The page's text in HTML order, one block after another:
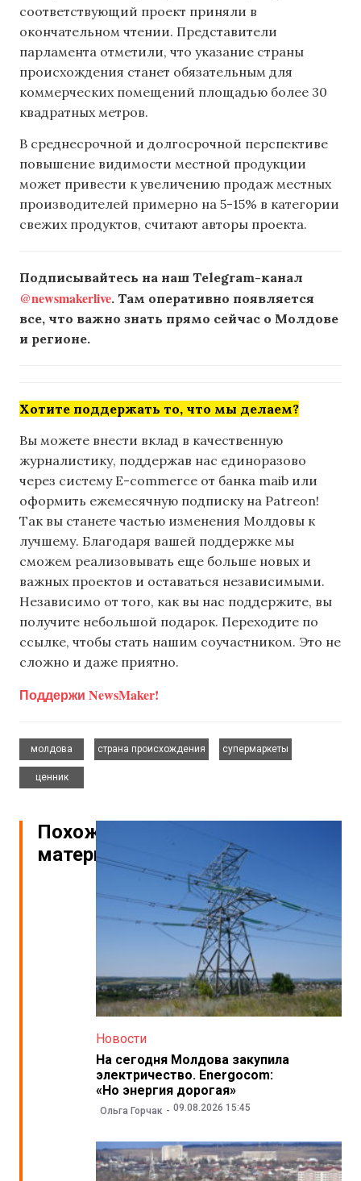
соответствующий проект приняли в
окончательном чтении. Представители
парламента отметили, что указание страны
происхождения станет обязательным для
коммерческих помещений площадью более 30
квадратных метров.
В среднесрочной и долгосрочной перспективе
повышение видимости местной продукции
может привести к увеличению продаж местных
производителей примерно на 5-15% в категории
свежих продуктов, считают авторы проекта.
Подписывайтесь на наш Telegram-канал
@newsmakerlive. Там оперативно появляется
все, что важно знать прямо сейчас о Молдове
и регионе.
Хотите поддержать то, что мы делаем?
Вы можете внести вклад в качественную
журналистику, поддержав нас единоразово
через систему E-commerce от банка maib или
оформить ежемесячную подписку на Patreon!
Так вы станете частью изменения Молдовы к
лучшему. Благодаря вашей поддержке мы
сможем реализовывать еще больше новых и
важных проектов и оставаться независимыми.
Независимо от того, как вы нас поддержите, вы
получите небольшой подарок. Переходите по
ссылке, чтобы стать нашим соучастником. Это не
сложно и даже приятно.
Поддержи NewsMaker!
молдова
страна происхождения
супермаркеты
ценник
Похожие
материалы
Новости
На сегодня Молдова закупила
электричество. Energocom:
«Но энергия дорогая»
Ольга Горчак 09.08.2026 15:45